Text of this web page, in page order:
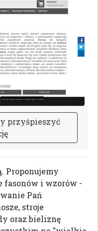
y przyśpieszyć
ję
Proponujemy
fasonów i wzorów -
Pań
stroje
oraz bieliznę